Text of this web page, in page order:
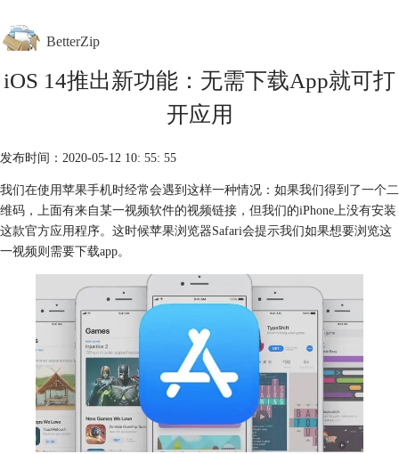
BetterZip
首页
购买
iOS 14推出新功能：无需下载App就可打
开应用
发布时间：2020-05-12 10: 55: 55
我们在使用苹果手机时经常会遇到这样一种情况：如果我们得到了一个二
维码，上面有来自某一视频软件的视频链接，但我们的iPhone上没有安装
这款官方应用程序。这时候苹果浏览器Safari会提示我们如果想要浏览这
一视频则需要下载app。